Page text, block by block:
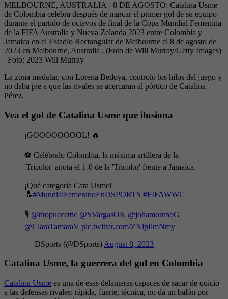
MELBOURNE, AUSTRALIA - 8 DE AGOSTO: Catalina Usme
de Colombia celebra después de marcar el primer gol de su equipo
durante el partido de octavos de final de la Copa Mundial Femenina
de la FIFA Australia y Nueva Zelanda 2023 entre Colombia y
Jamaica en el Estadio Rectangular de Melbourne el 8 de agosto de
2023 en Melbourne, Australia . (Foto de Will Murray/Getty Images)
| Foto: 2023 Will Murray
La zona medular, con Lorena Bedoya, controló los hilos del juego y
no daba pie a que las rivales se acercaran al pórtico de Catalina
Pérez.
Vea el gol de Catalina Usme que ilusiona
¡GOOOOOOOOL! 🔥
⚽ Celébralo Colombia, la máxima artillera de la
'Tricolor' anota el 1-0 de la 'Tricolor' frente a Jamaica.
¡Qué categoría Cata Usme!
🔝#MundialFemeninoEnDSPORTS #FIFAWWC
🎙️ @titopuccettic @SVargasOK @johamorenoG
@ClaraTamaraV pic.twitter.com/ZXlpIlmNmy
— DSports (@DSports) August 8, 2023
Catalina Usme, la guerrera del gol en Colombia
Catalina Usme es una de esas delanteras capaces de sacar de quicio
a las defensas rivales: rápida, fuerte, técnica, no da un balón por